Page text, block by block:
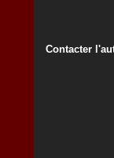
Contacter